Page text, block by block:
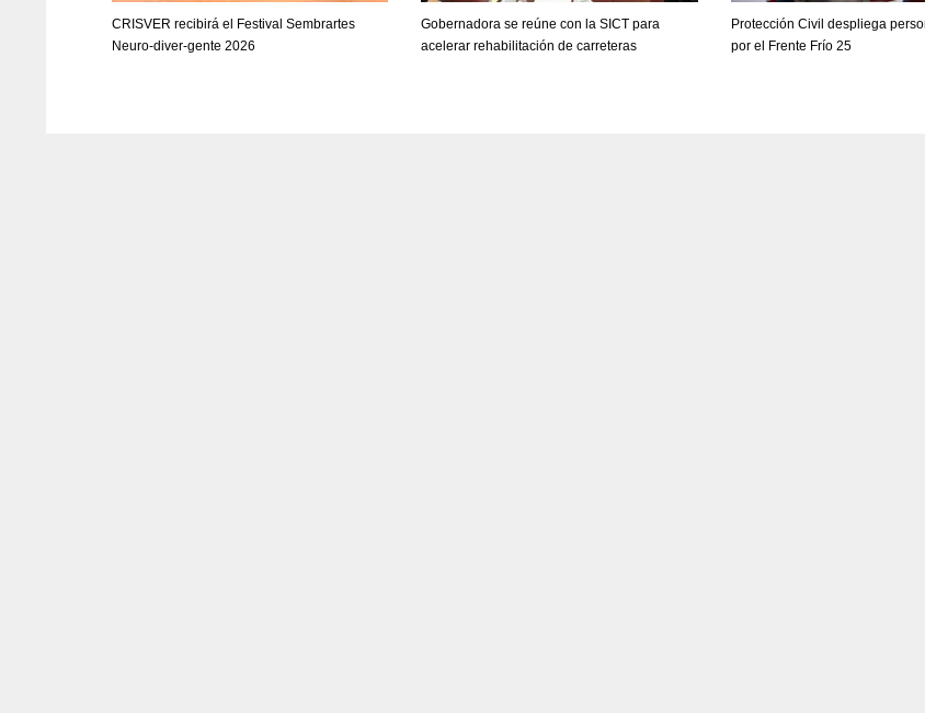
CRISVER recibirá el Festival Sembrartes
Neuro-diver-gente 2026
Gobernadora se reúne con la SICT para
acelerar rehabilitación de carreteras
Protección Civil despliega
por el Frente Frío 25